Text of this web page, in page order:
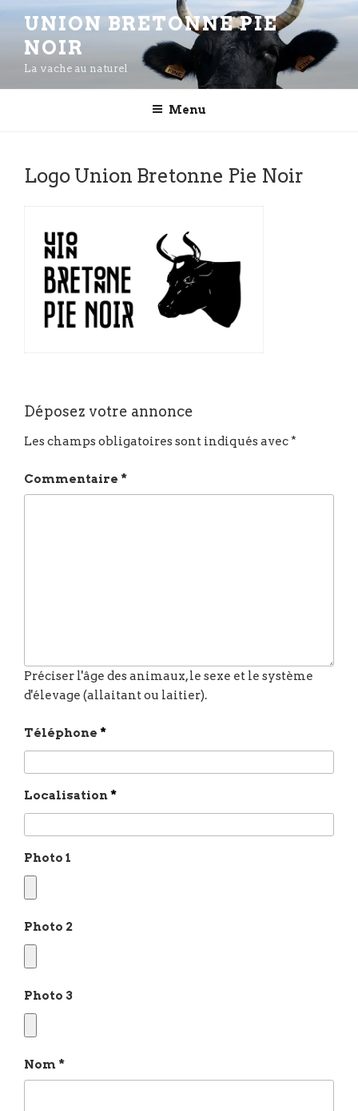
Aller
contenu
principal
UNION BRETONNE PIE
NOIR
La vache au naturel
Menu
Logo Union Bretonne Pie Noir
Déposez votre annonce
Les champs obligatoires sont indiqués avec*
Commentaire *
Téléphone *
Localisation*
Photo 1
Photo 2
Photo 3
Nom *